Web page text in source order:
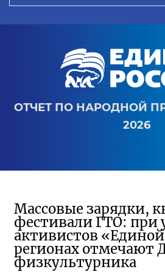
ОТЧЕТ ПО НАРОДНОЙ
2026
Массовые зарядки,
фестивали ГТО: при
активистов
регионах отмечают
физкультурника